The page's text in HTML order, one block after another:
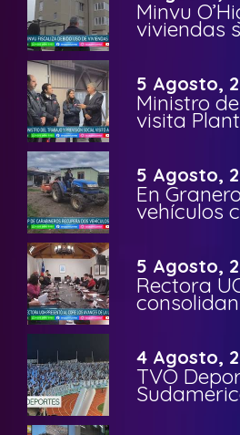
Minvu
viviendas
5 Agosto,
Ministro
visita
5 Agosto,
En
vehículos
5 Agosto,
Rectora
4 Agosto,
TVO